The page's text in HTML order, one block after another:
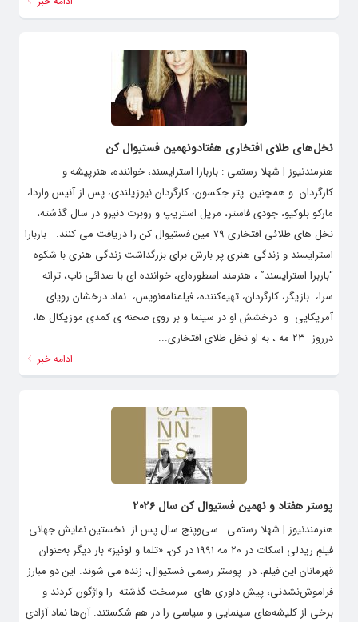
نخل‌های طلای افتخاری هفتادونهمین فستیوال کن
هنرمندنیوز | شهلا رستمی : باربارا استرایسند، خواننده، هنرپیشه و
کارگردان و همچنین پتر جکسون، کارگردان نیوزیلندی، پس از آنیس واردا،
مارکو بلوکیو، جودی فاستر، مریل استریپ و روبرت دنیرو در سال گذشته،
نخل های طلائی افتخاری ۷۹ مین فستیوال کن را دریافت می کنند. باربارا
استرایسند و زندگی هنری پر بارش برای بزرگداشت زندگی هنری با شکوه
“باربرا استرایسند” ، هنرمند اسطوره‌ای، خواننده ای با صدائی ناب، ترانه
سرا، بازیگر، کارگردان، تهیه‌کننده، فیلمنامه‌نویس، نماد درخشان رویای
آمریکایی و درخشش او در سینما و بر روی صحنه ی کمدی موزیکال ها،
درروز ۲۳ مه ، به او نخل طلای افتخاری...
ادامه خبر
پوستر هفتاد و نهمین فستیوال کن سال ۲۰۲۶
هنرمندنیوز | شهلا رستمی : سی‌وپنج سال پس از نخستین نمایش جهانی
فیلمِ ریدلی اسکات در ۲۰ مه ۱۹۹۱ در کن، «تلما و لوئیز» بار دیگر به‌عنوان
قهرمانان این فیلم، در پوستر رسمی فستیوال، زنده می شوند. این دو مبارز
فراموش‌نشدنی، پیش داوری های سرسخت گذشته را واژگون کردند و
برخی از کلیشه‌های سینمایی و سیاسی را در هم شکستند. آن‌ها نماد آزادی